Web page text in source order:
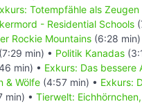
Totempfähle als Zeugen
- Residential Schools
Rockie Mountains (6:28 min)
(7:29 min) • Politik Kanadas
min) • Exkurs: Das bessere
& Wölfe (4:57 min) • Exkurs:
min) • Tierwelt: